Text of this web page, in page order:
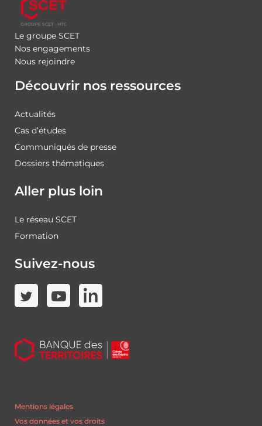
Le groupe SCET
Nos engagements
Nous rejoindre
Découvrir nos ressources
Actualités
Cas d’études
Communiqués de presse
Dossiers thématiques
Aller plus loin
Le réseau SCET
Formation
Suivez-nous
Mentions légales
Vos données et vos droits